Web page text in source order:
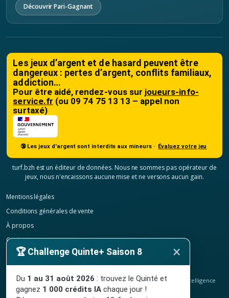
Découvrir Pari-Gagnant
Les jeux d’argent et de hasard peuvent être
dangereux : pertes d’argent, conflits familiaux,
addiction…
Pour être aidé, rendez-vous sur joueurs-info-
service.fr (ou 09 74 75 13 13 – appel non
surtaxé)
🔞 Les jeux d'argent sont interdits aux mineurs · Évaluez votre jeu
turf.bzh est un éditeur de données. Nous ne sommes pas opérateur de
jeux, nous n'encaissons aucune mise et ne versons aucun gain.
Mentions légales
Conditions générales de vente
À propos
Contact
Confidentialité
© 2020-2026 TURF.bzh, analyses hippiques, classement ELO et intelligence
artificielle.
🏆 Challenge Quinte+ Saison 8 ×
Du 1 au 31 août 2026 : trouvez le Quinté et
gagnez 1 000 crédits IA chaque jour !